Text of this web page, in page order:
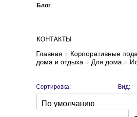
Блог
КОНТАКТЫ
Главная » Корпоративные
дома и отдыха » Для дома »
Сортировка: Вид: